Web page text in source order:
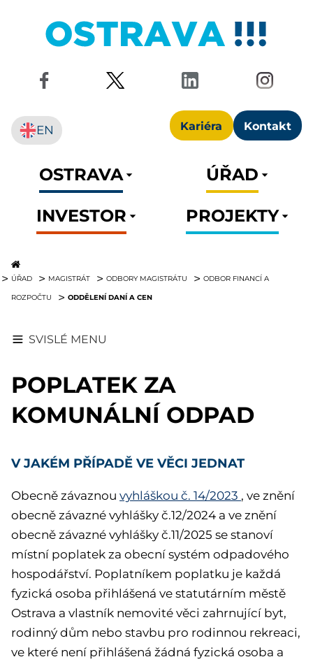
Kariéra Kontakt
EN
OSTRAVA
ÚŘAD
INVESTOR
PROJEKTY
ÚŘAD MAGISTRÁT ODBORY MAGISTRÁTU ODBOR FINANCÍ A
ROZPOČTU ODDĚLENÍ DANÍ A CEN
SVISLÉ MENU
POPLATEK ZA
KOMUNÁLNÍ ODPAD
V JAKÉM PŘÍPADĚ VE VĚCI JEDNAT
Obecně závaznou vyhláškou č. 14/2023 , ve znění
obecně závazné vyhlášky č.12/2024 a ve znění
obecně závazné vyhlášky č.11/2025 se stanoví
místní poplatek za obecní systém odpadového
hospodářství. Poplatníkem poplatku je každá
fyzická osoba přihlášená ve statutárním městě
Ostrava a vlastník nemovité věci zahrnující byt,
rodinný dům nebo stavbu pro rodinnou rekreaci,
ve které není přihlášená žádná fyzická osoba a